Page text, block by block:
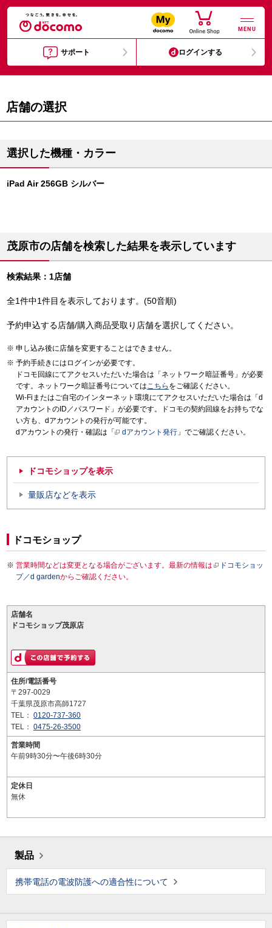
MENU
サポート ログインする
店舗の選択
選択した機種・カラー
iPad Air 256GB シルバー
茂原市の店舗を検索した結果を表示しています
検索結果：1店舗
全1件中1件目を表示しております。(50音順)
予約申込する店舗/購入商品受取り店舗を選択してください。
申し込み後に店舗を変更することはできません。
予約手続きにはログインが必要です。
ドコモ回線にてアクセスいただいた場合は「ネットワーク暗証番号」が必要
です。ネットワーク暗証番号についてはこちら をご確認ください。
Wi-Fiまたはご自宅のインターネット環境にてアクセスいただいた場合は「d
アカウントのID／パスワード」が必要です。ドコモの契約回線をお持ちでな
い方も、dアカウントの発行が可能です。
dアカウントの発行・確認は「
dアカウント発行 」でご確認ください。
ドコモショップを表示
量販店などを表示
ドコモショップ
営業時間などは変更となる場合がございます。最新の情報は
ドコモショッ
プ／d gardenからご確認ください。
店舗名
ドコモショップ茂原店
住所/電話番号
〒297-0029
千葉県茂原市高師1727
TEL： 0120-737-360
TEL： 0475-26-3500
営業時間
午前9時30分〜午後6時30分
定休日
無休
製品
携帯電話の電波防護への適合性について